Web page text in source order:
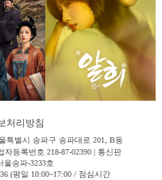
처리방침
특별시 송파구 송파대로 201, B동
등록번호 218-87-02390 | 통신판
울송파-3233호
(평일 10:00~17:00 / 점심시간